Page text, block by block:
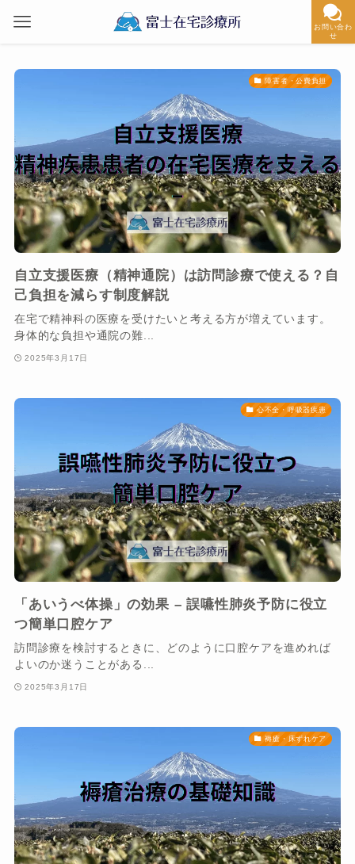
お問い合わ
せ
障害者・公費負担
自立支援医療（精神通院）は訪問診療で使える？自
己負担を減らす制度解説
在宅で精神科の医療を受けたいと考える方が増えています。
身体的な負担や通院の難...
2025年3月17日
心不全・呼吸器疾患
「あいうべ体操」の効果 – 誤嚥性肺炎予防に役立
つ簡単口腔ケア
訪問診療を検討するときに、どのように口腔ケアを進めれば
よいのか迷うことがある...
2025年3月17日
褥瘡・床ずれケア